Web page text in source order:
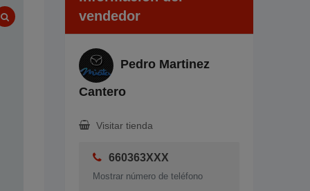
vendedor
Pedro Martinez
Cantero
Visitar tienda
660363XXX
Mostrar número de teléfono